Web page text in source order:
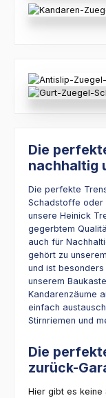
Die
nachhaltig
Die perfekte
Schadstoffe oder
unsere Heinick
gegerbtem
auch für
gehört zu
und ist
unserem
Kandarenzäume
einfach
Stirnriemen und
Die
zurück-
Hier gibt es keine